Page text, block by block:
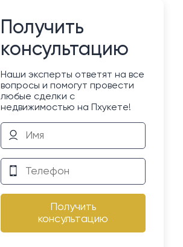
Получить
консультацию
Наши эксперты ответят на все
вопросы и помогут провести
любые сделки с
недвижимостью на Пхукете!
Получить
консультацию